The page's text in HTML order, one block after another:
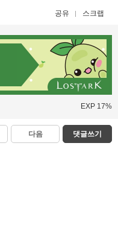
공유 스크랩
EXP 17%
다음 댓글쓰기